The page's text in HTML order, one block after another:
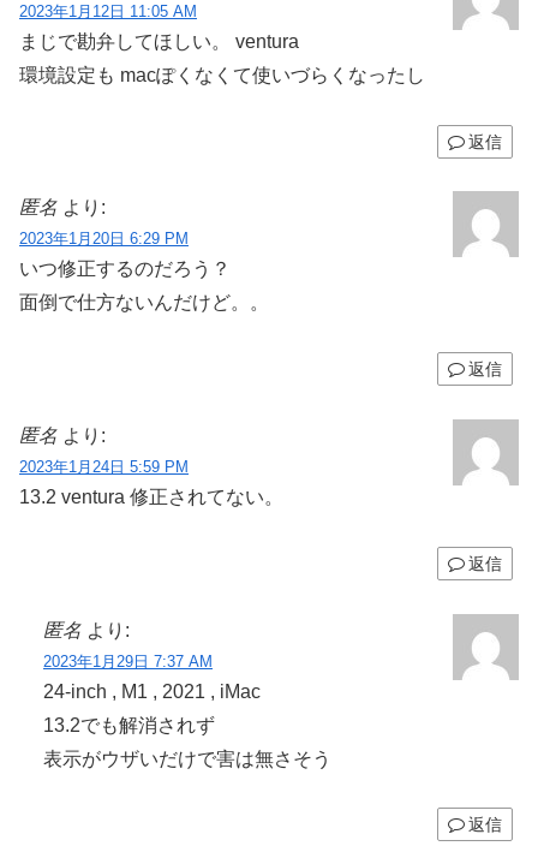
2023年1月12日 11:05 AM
まじで勘弁してほしい。 ventura
環境設定も macぽくなくて使いづらくなったし
返信
匿名 より:
2023年1月20日 6:29 PM
いつ修正するのだろう？
面倒で仕方ないんだけど。。
返信
匿名 より:
2023年1月24日 5:59 PM
13.2 ventura 修正されてない。
返信
匿名 より:
2023年1月29日 7:37 AM
24-inch , M1 , 2021 , iMac
13.2でも解消されず
表示がウザいだけで害は無さそう
返信